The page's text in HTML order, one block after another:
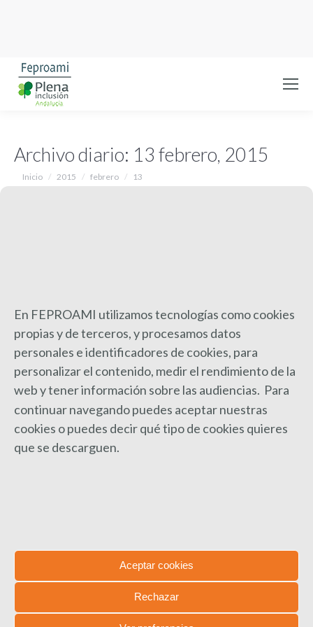
En FEPROAMI utilizamos tecnologías como cookies
propias y de terceros, y procesamos datos
personales e identificadores de cookies, para
personalizar el contenido, medir el rendimiento de la
web ytener información sobre las audiencias. Para
continuar navegando puedes aceptar nuestras
cookies o puedes decir qué tipo de cookies quieres
que se descarguen.
Aceptar cookies
Rechazar
Archivo diario: 13 febrero, 2015
Estás aquí:
Inicio 2015 febrero 13
PorFeproami
13 febrero, 2015
El actual sistema de copago en el sistema de
Dependencia, junto con todas las medidas de